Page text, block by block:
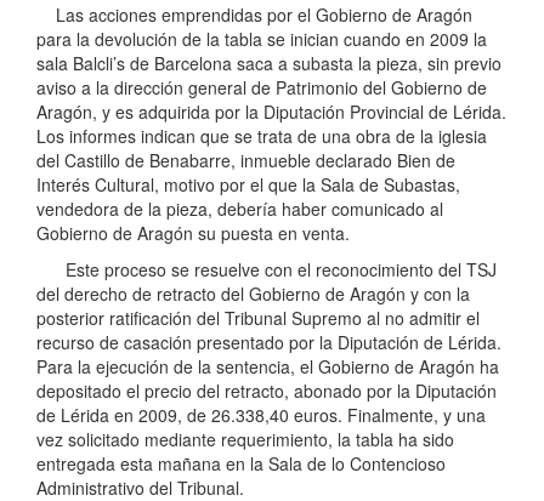
Las acciones emprendidas por el Gobierno de Aragón
para la devolución de la tabla se inician cuando en 2009 la
sala Balcli’s de Barcelona saca a subasta la pieza, sin previo
aviso a la dirección general de Patrimonio del Gobierno de
Aragón, y es adquirida por la Diputación Provincial de Lérida.
Los informes indican que se trata de una obra de la iglesia
del Castillo de Benabarre, inmueble declarado Bien de
Interés Cultural, motivo por el que la Sala de Subastas,
vendedora de la pieza, debería haber comunicado al
Gobierno de Aragón su puesta en venta.
Este proceso se resuelve con el reconocimiento del TSJ
del derecho de retracto del Gobierno de Aragón y con la
posterior ratificación del Tribunal Supremo al no admitir el
recurso de casación presentado por la Diputación de Lérida.
Para la ejecución de la sentencia, el Gobierno de Aragón ha
depositado el precio del retracto, abonado por la Diputación
de Lérida en 2009, de 26.338,40 euros. Finalmente, y una
vez solicitado mediante requerimiento, la tabla ha sido
entregada esta mañana en la Sala de lo Contencioso
Administrativo del Tribunal.